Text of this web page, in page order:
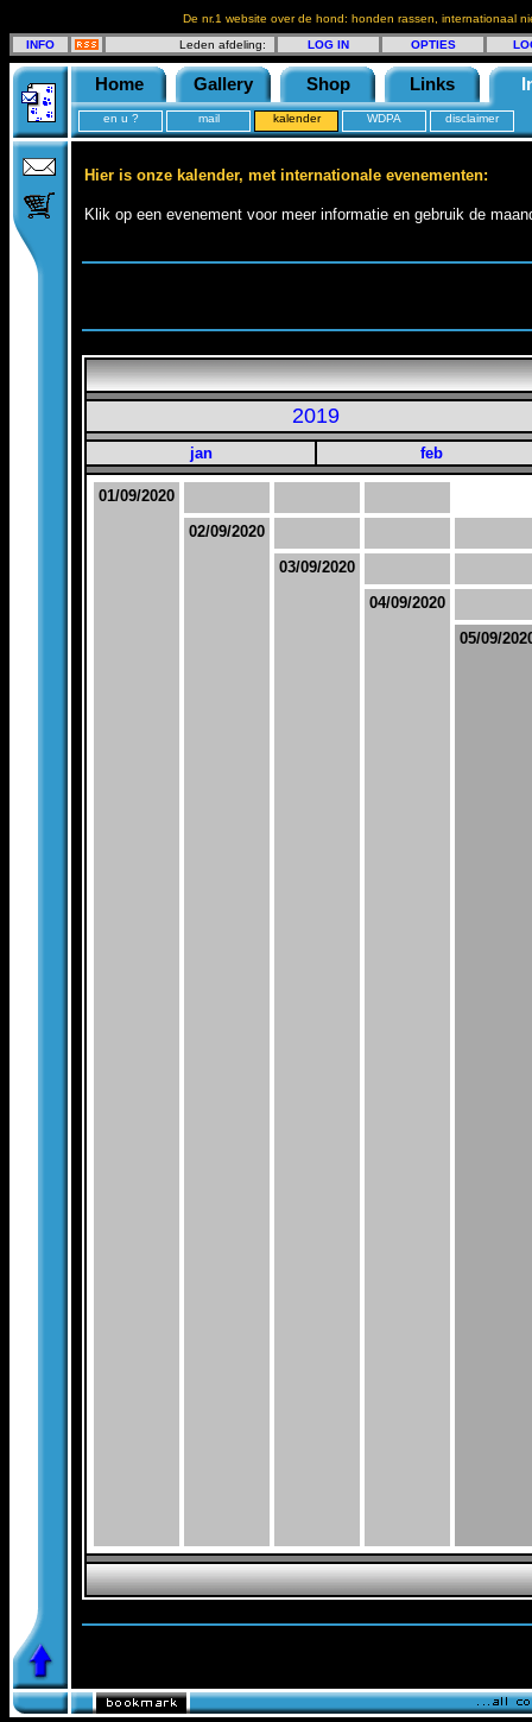
De nr.1 website over de hond: honden rassen, internationaal
INFO
Leden afdeling: LOG IN OPTIES
Home Gallery Shop Links
en u ? mail kalender WDPA disclaimer
Hier is onze kalender, met internationale evenementen:
Klik op een evenement voor meer informatie en gebruik de
2019
jan feb
01/09/2020
02/09/2020
03/09/2020
04/09/2020
05/09/